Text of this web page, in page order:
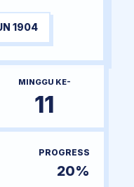
1904
MINGGU KE-
11
PROGRESS
20%